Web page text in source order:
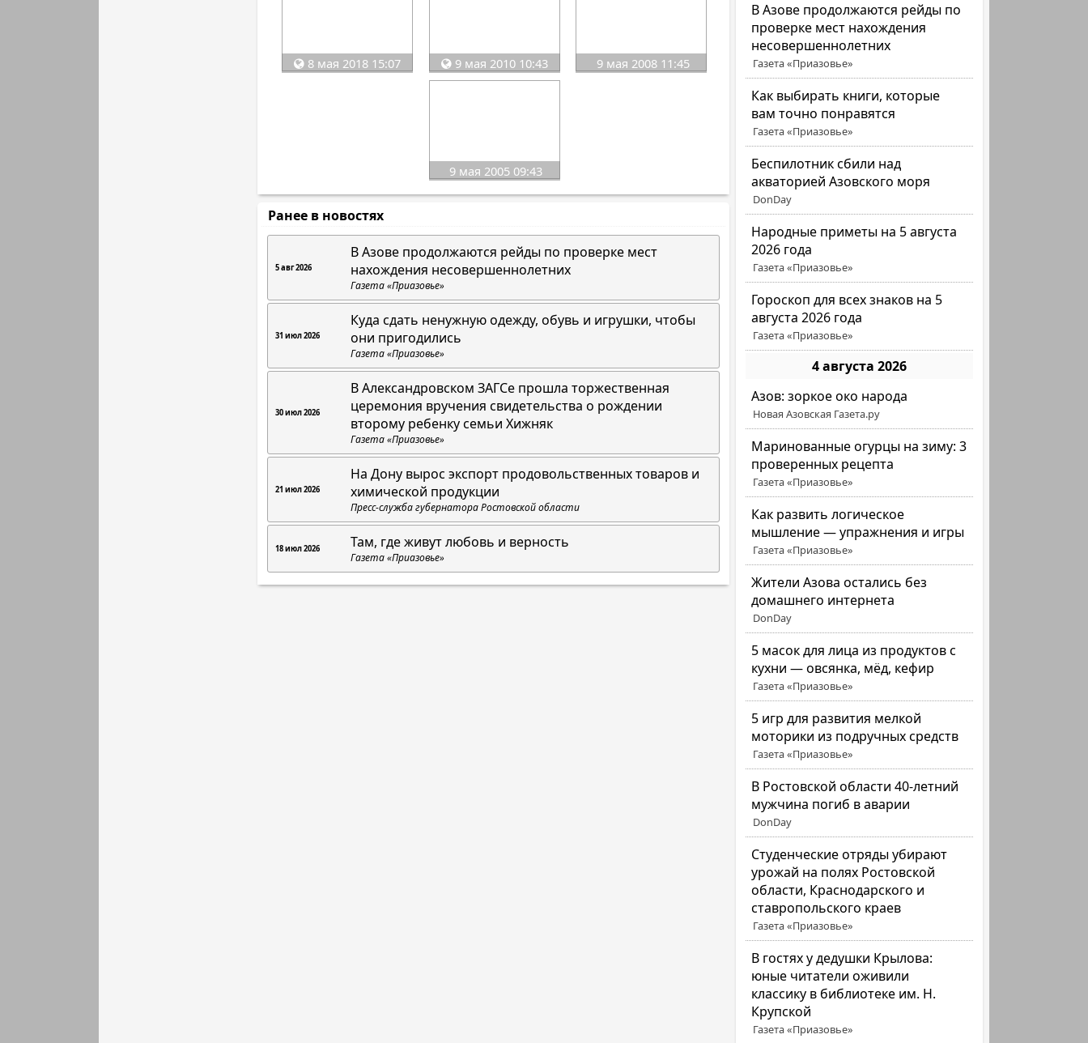
В Азове продолжаются рейды по
проверке мест нахождения
несовершеннолетних
Газета «Приазовье»
Как выбирать книги, которые
вам точно понравятся
Газета «Приазовье»
Беспилотник сбили над
акваторией Азовского моря
DonDay
Народные приметы на 5 августа
2026 года
Газета «Приазовье»
Гороскоп для всех знаков на 5
августа 2026 года
Газета «Приазовье»
4 августа 2026
Азов: зоркое око народа
Новая Азовская Газета.ру
Маринованные огурцы на зиму: 3
проверенных рецепта
Газета «Приазовье»
Как развить логическое
мышление — упражнения и игры
Газета «Приазовье»
Жители Азова остались без
домашнего интернета
DonDay
5 масок для лица из продуктов с
кухни — овсянка, мёд, кефир
Газета «Приазовье»
5 игр для развития мелкой
моторики из подручных средств
Газета «Приазовье»
В Ростовской области 40-летний
мужчина погиб в аварии
DonDay
Студенческие отряды убирают
урожай на полях Ростовской
области, Краснодарского и
ставропольского краев
Газета «Приазовье»
В гостях у дедушки Крылова:
юные читатели оживили
классику в библиотеке им. Н.
Крупской
Газета «Приазовье»
8 мая 2018 15:07 9 мая 2010 10:43 9 мая 2008 11:45
9 мая 2005 09:43
Ранее в новостях
5 авг 2026
В Азове продолжаются рейды по проверке мест
нахождения несовершеннолетних
Газета «Приазовье»
31 июл 2026
Куда сдать ненужную одежду, обувь и игрушки, чтобы
они пригодились
Газета «Приазовье»
30 июл 2026
В Александровском ЗАГСе прошла торжественная
церемония вручения свидетельства о рождении
второму ребенку семьи Хижняк
Газета «Приазовье»
21 июл 2026
На Дону вырос экспорт продовольственных товаров и
химической продукции
Пресс-служба губернатора Ростовской области
18 июл 2026 Там, где живут любовь и верность
Газета «Приазовье»